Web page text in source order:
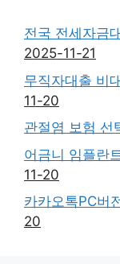
전국 전세자금
2025-11-21
무직자대출 비
11-20
관절염 보험 선
어금니 임플란
11-20
카카오톡PC버
20